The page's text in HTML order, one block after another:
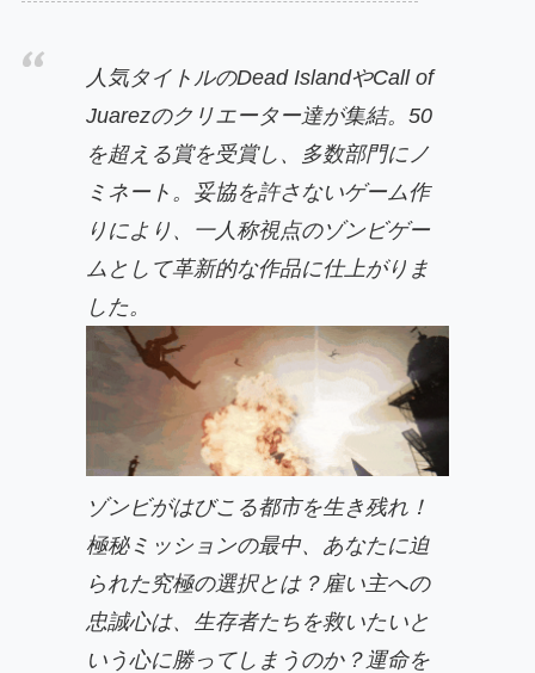
人気タイトルのDead IslandやCall of
Juarezのクリエーター達が集結。50
を超える賞を受賞し、多数部門にノ
ミネート。妥協を許さないゲーム作
りにより、一人称視点のゾンビゲー
ムとして革新的な作品に仕上がりま
した。
ゾンビがはびこる都市を生き残れ！
極秘ミッションの最中、あなたに迫
られた究極の選択とは？雇い主への
忠誠心は、生存者たちを救いたいと
いう心に勝ってしまうのか？運命を